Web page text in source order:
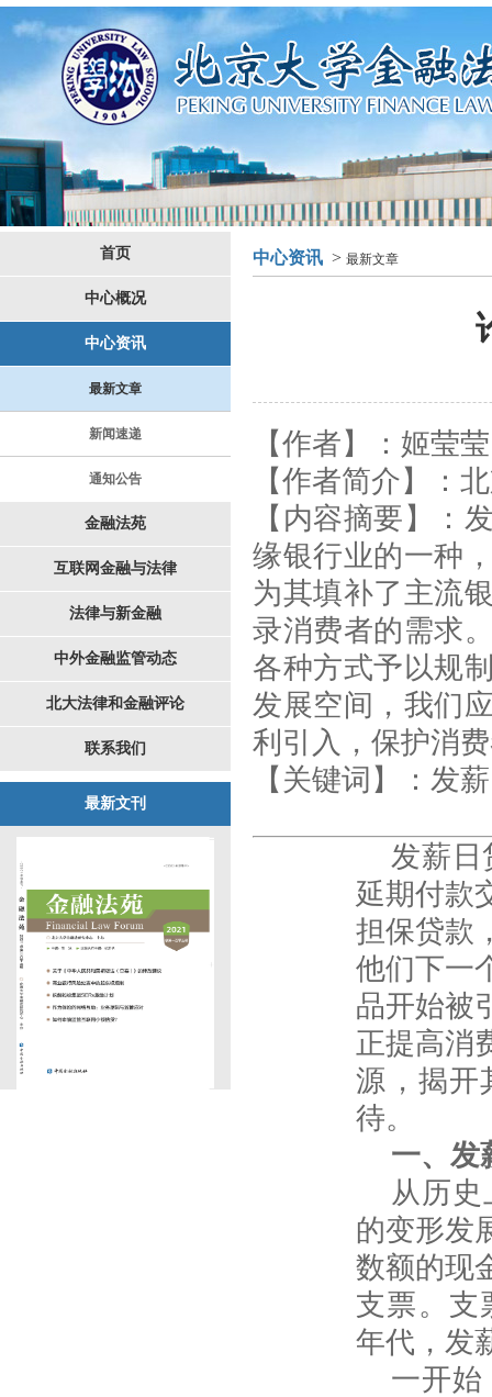
首页
中心概况
中心资讯
最新文章
新闻速递
通知公告
金融法苑
互联网金融与法律
法律与新金融
中外金融监管动态
北大法律和金融评论
联系我们
最新文刊
中心资讯 > 最新文章
【作者 】
：姬莹莹
【作者简介 】 ：
【内容摘要】
：
缘银行业的一种
为其填补了主流
录消费者的需求
各种方式予以规
发展空间，我们
利引入，保护消
【 关键词 】 ：发
发薪日
延期付款
担保贷款
他们下一
品开始被
正提高消
源，揭开
待。
一、发
从历
的变形发
数额的现
支票。支
年代，发
一开始